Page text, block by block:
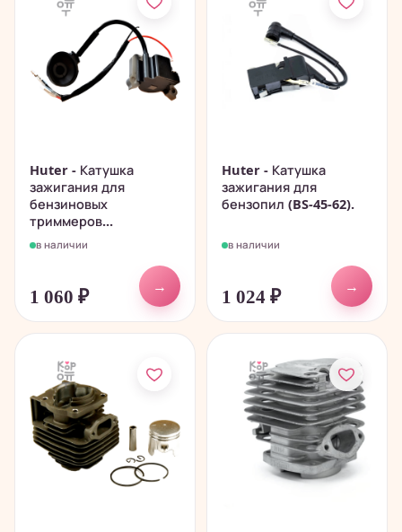
Huter - Катушка
зажигания для
бензиновых
триммеров...
в наличии
1 060 ₽
→
Huter - Катушка
зажигания для
бензопил (BS-45-62).
в наличии
1 024 ₽
→